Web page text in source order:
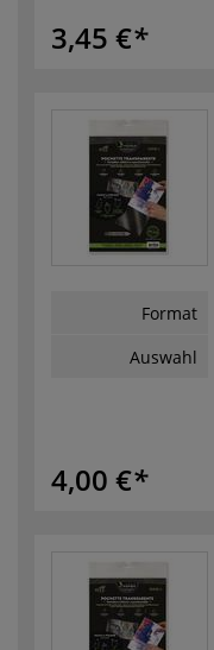
3,45 €
Format
Auswahl
4,00 €